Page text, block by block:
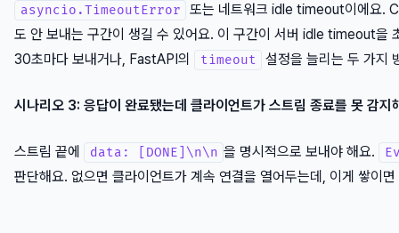
asyncio.TimeoutError
또는 네트워크 idle timeout이에요.
도 안 보내는 구간이 생길 수 있어요. 이 구간이 서버 idle timeout을
30초마다 보내거나, FastAPI의
timeout 설정을 늘리는 두 가지
시나리오 3: 응답이 완료됐는데 클라이언트가 스트림 종료를 못 감지
스트림 끝에 data: [DONE]\n\n 을 명시적으로 보내야 해요.
판단해요. 없으면 클라이언트가 계속 연결을 열어두는데, 이게 쌓이